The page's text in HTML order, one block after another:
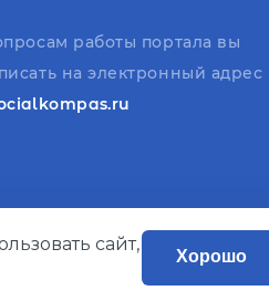
работы портала вы
на электронный адрес
Разработано
сайт,
Хорошо